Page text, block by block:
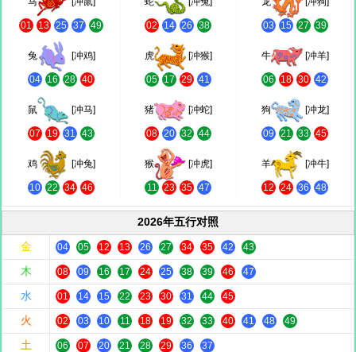
01 13 25 37 49 02 14 26 38 03 15 27 39
兔 [冲鸡]
04 16 28 40
虎 [冲猴]
05 17 29 41
牛 [冲羊]
06 18 30 42
鼠 [冲马]
07 19 31 43
猪 [冲蛇]
08 20 32 44
狗 [冲龙]
09 21 33 45
鸡 [冲兔]
10 22 34 46
猴 [冲虎]
11 23 35 47
羊 [冲牛]
12 24 36 48
2026年五行对照
金
04 05 12 13 26 27 34 35 42 43
木 08 09 16 17 24 25 38 39 46 47
水 01 14 15 22 23 30 31 44 45
火 02 03 10 11 18 19 32 33 40 41 48 49
土 06 07 20 21 28 29 36 37